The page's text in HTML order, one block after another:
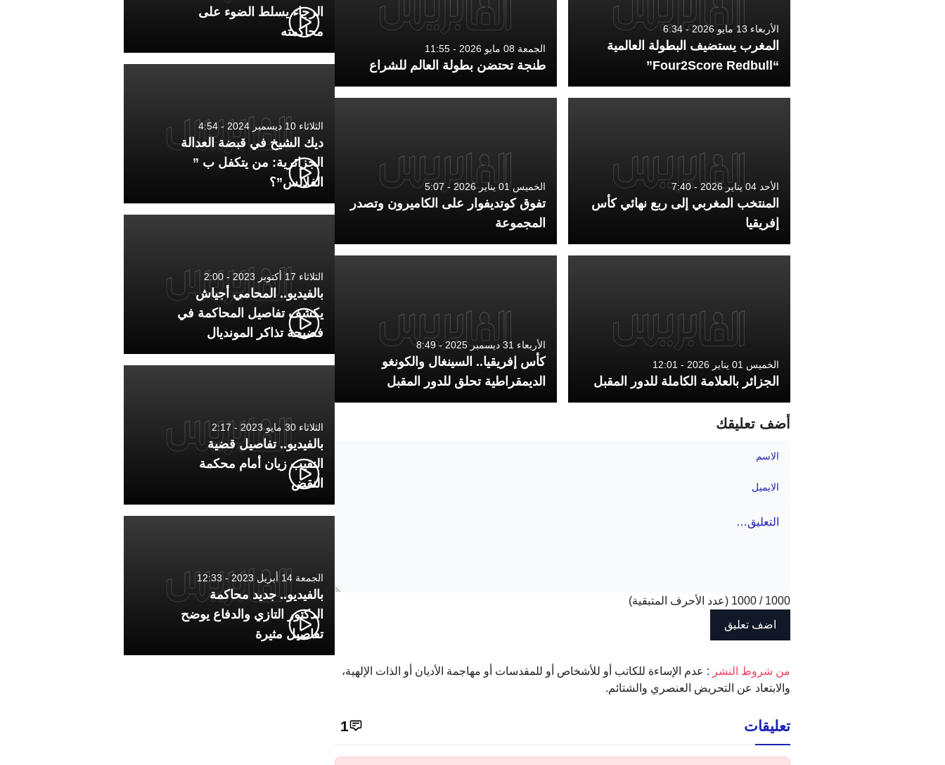
الأربعاء 13 مايو 2026 - 6:34
المغرب يستضيف البطولة العالمية
“Four2Score Redbull”
الجمعة 08 مايو 2026 - 11:55
طنجة تحتضن بطولة العالم للشراع
الأحد 04 يناير 2026 - 7:40
المنتخب المغربي إلى ربع نهائي كأس
إفريقيا
الخميس 01 يناير 2026 - 5:07
تفوق كوتديفوار على الكاميرون وتصدر
المجموعة
الخميس 01 يناير 2026 - 12:01
الجزائر بالعلامة الكاملة للدور المقبل
الأربعاء 31 ديسمبر 2025 - 8:49
كأس إفريقيا.. السينغال والكونغو
الديمقراطية تحلق للدور المقبل
أضف تعليقك
1000
/
1000 (عدد الأحرف المتبقية)
‫من شروط النشر : عدم الإساءة للكاتب أو للأشخاص أو للمقدسات أو مهاجمة الأديان أو الذات الإلهية،
والابتعاد عن التحريض العنصري والشتائم.
تعليقات 1
الرجاء يسلط الضوء على
محاكمته
الثلاثاء 10 ديسمبر 2024 - 4:54
ديك الشيخ في قبضة العدالة
الجزائرية: من يتكفل ب ”
الفلالس”؟
الثلاثاء 17 أكتوبر 2023 - 2:00
بالفيديو.. المحامي أجياش
يكشف تفاصيل المحاكمة في
فضيحة تذاكر المونديال
الثلاثاء 30 مايو 2023 - 2:17
بالفيديو.. تفاصيل قضية
النقيب زيان أمام محكمة
النقض
الجمعة 14 أبريل 2023 - 12:33
بالفيديو.. جديد محاكمة
الدكتور التازي والدفاع يوضح
تفاصيل مثيرة